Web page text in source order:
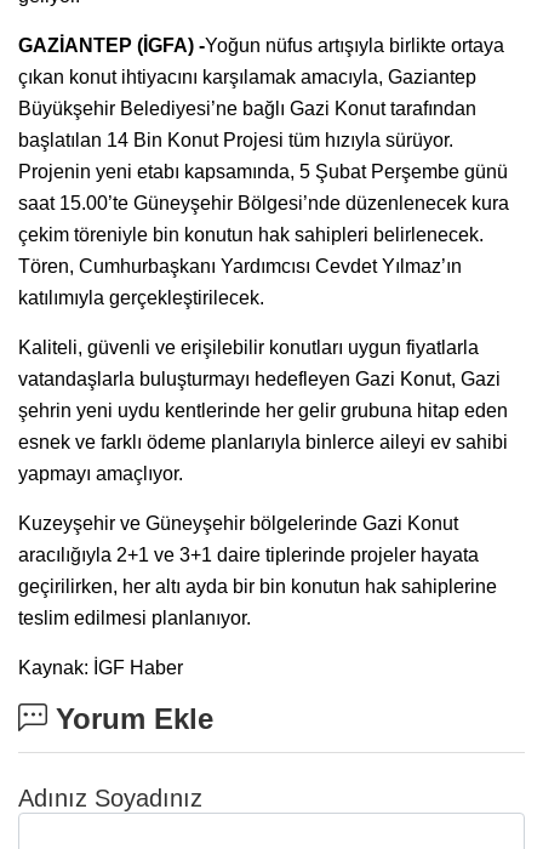
GAZİANTEP (İGFA) -Yoğun nüfus artışıyla birlikte ortaya
çıkan konut ihtiyacını karşılamak amacıyla, Gaziantep
Büyükşehir Belediyesi’ne bağlı Gazi Konut tarafından
başlatılan 14 Bin Konut Projesi tüm hızıyla sürüyor.
Projenin yeni etabı kapsamında, 5 Şubat Perşembe günü
saat 15.00’te Güneyşehir Bölgesi’nde düzenlenecek kura
çekim töreniyle bin konutun hak sahipleri belirlenecek.
Tören, Cumhurbaşkanı Yardımcısı Cevdet Yılmaz’ın
katılımıyla gerçekleştirilecek.
Kaliteli, güvenli ve erişilebilir konutları uygun fiyatlarla
vatandaşlarla buluşturmayı hedefleyen Gazi Konut, Gazi
şehrin yeni uydu kentlerinde her gelir grubuna hitap eden
esnek ve farklı ödeme planlarıyla binlerce aileyi ev sahibi
yapmayı amaçlıyor.
Kuzeyşehir ve Güneyşehir bölgelerinde Gazi Konut
aracılığıyla 2+1 ve 3+1 daire tiplerinde projeler hayata
geçirilirken, her altı ayda bir bin konutun hak sahiplerine
teslim edilmesi planlanıyor.
Kaynak: İGF Haber
Yorum Ekle
Adınız Soyadınız